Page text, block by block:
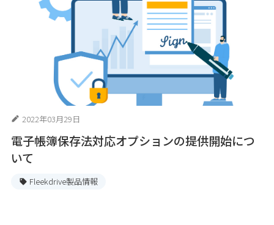
2022年03月29日
電子帳簿保存法対応オプションの提供開始につ
いて
Fleekdrive製品情報